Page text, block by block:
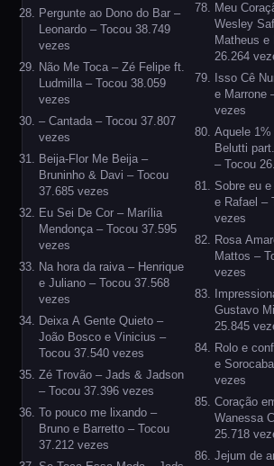
Pergunte ao Dono do Bar –
Leonardo – Tocou 38.749
vezes
Não Me Toca – Zé Felipe ft.
Ludmilla – Tocou 38.059
vezes
– Cantada – Tocou 37.807
vezes
Beija-Flor Me Beija –
Bruninho & Davi – Tocou
37.685 vezes
Eu Sei De Cor – Marília
Mendonça – Tocou 37.595
vezes
Na hora da raiva – Henrique
e Juliano – Tocou 37.568
vezes
Deixa A Gente Quieto –
João Bosco e Vinicius –
Tocou 37.540 vezes
Zé Trovão – Jads & Jadson
– Tocou 37.396 vezes
To pouco me lixando –
Bruno e Barretto – Tocou
37.212 vezes
Meu
Wesley
Matheus e
26.264
Isso Cê Num
e Marrone – Tocou
vezes
Aquele 1% –
Belutti part. Wesley Safadão
– Tocou
Sobre eu e
e Rafael – Tocou 25.949
vezes
Rosa Amarela
Mattos – Tocou 25.939
vezes
Gustavo Mioto
25.845
Rolo e confusão
e Sorocaba – Tocou
vezes
Coração
Wanessa
25.718
Jejum de amor –